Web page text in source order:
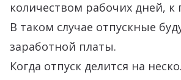
количеством рабочих дней,
В таком случае отпускные
заработной платы.
Когда отпуск делится на